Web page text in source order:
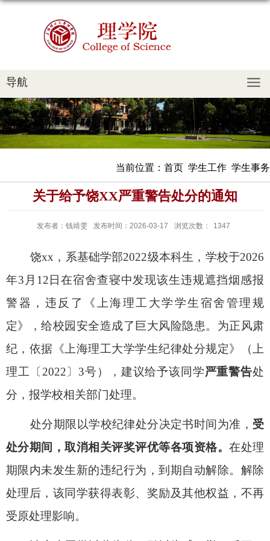
导航
当前位置： 首页 学生工作 学生事务
关于给予饶XX严重警告处分的通知
发布者：钱靖雯 发布时间：2026-03-17 浏览次数： 1347
饶xx，系基础学部2022级本科生， 学校于2026
年3月12日在宿舍查寝中发现该生违规遮挡烟感报
警器 ，违反了《上海理工大学学生宿舍管理规
定》，给校园安全造成了巨大风险隐患。为正风肃
纪，依据《上海理工大学学生纪律处分规定》（上
理工〔2022〕3号），建议给予该同学严重警告处
分，报学校相关部门处理。
处分期限以学校纪律处分决定书时间为准， 受
处分期间，取消相关评奖评优等各项资格。在处理
期限内未发生新的违纪行为，到期自动解除。解除
处理后，该同学获得表彰、奖励及其他权益，不再
受原处理影响。